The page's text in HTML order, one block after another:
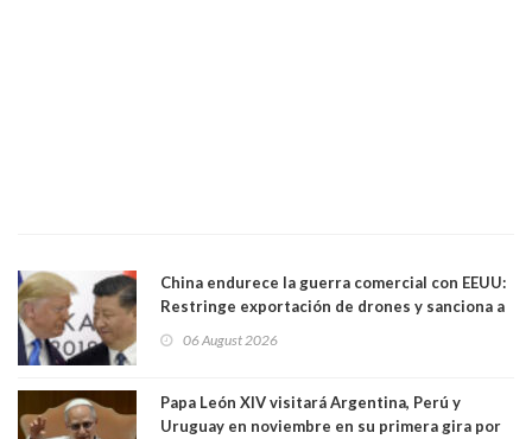
China endurece la guerra comercial con EEUU:
Restringe exportación de drones y sanciona a
06 August 2026
Papa León XIV visitará Argentina, Perú y
Uruguay en noviembre en su primera gira por